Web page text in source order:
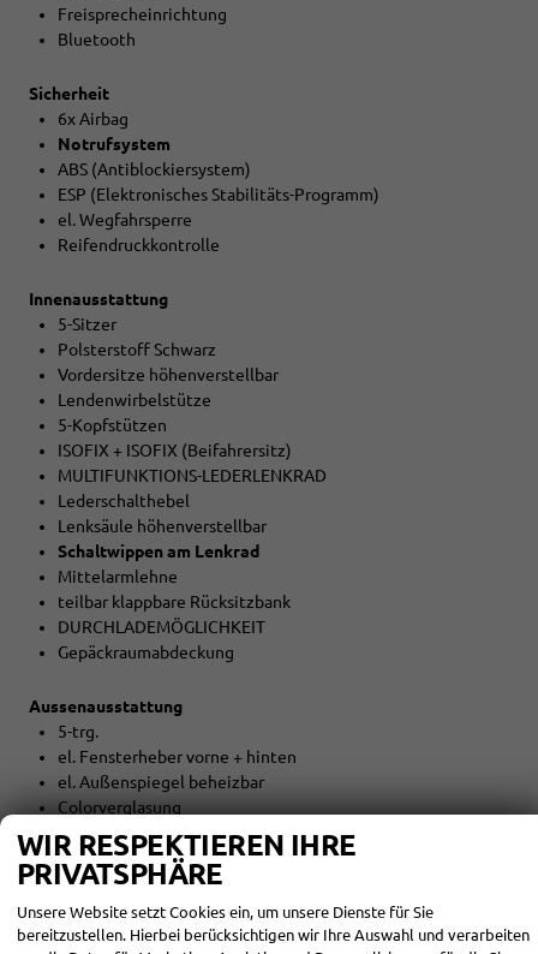
Freisprecheinrichtung
Bluetooth
Sicherheit
6x Airbag
Notrufsystem
ABS (Antiblockiersystem)
ESP (Elektronisches Stabilitäts-Programm)
el. Wegfahrsperre
Reifendruckkontrolle
Innenausstattung
5-Sitzer
Polsterstoff Schwarz
Vordersitze höhenverstellbar
Lendenwirbelstütze
5-Kopfstützen
ISOFIX + ISOFIX (Beifahrersitz)
MULTIFUNKTIONS-LEDERLENKRAD
Lederschalthebel
Lenksäule höhenverstellbar
Schaltwippen am Lenkrad
Mittelarmlehne
teilbar klappbare Rücksitzbank
DURCHLADEMÖGLICHKEIT
Gepäckraumabdeckung
Aussenausstattung
5-trg.
el. Fensterheber vorne + hinten
el. Außenspiegel beheizbar
Colorverglasung
Licht und Sicht
LED-SCHEINWERFER (VOLL)
LED-Tagfahrlicht
LED-Heckleuchten
WIR RESPEKTIEREN IHRE
PRIVATSPHÄRE
Unsere Website setzt Cookies ein, um unsere Dienste für Sie
bereitzustellen. Hierbei berücksichtigen wir Ihre Auswahl und verarbeiten